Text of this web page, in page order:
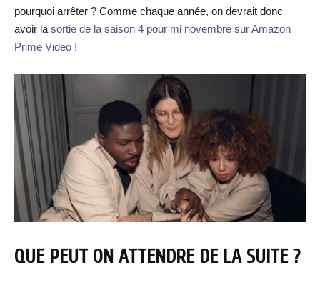
pourquoi arrêter ? Comme chaque année, on devrait donc
avoir la sortie de la saison 4 pour mi novembre sur Amazon
Prime Video !
QUE PEUT ON ATTENDRE DE LA SUITE ?